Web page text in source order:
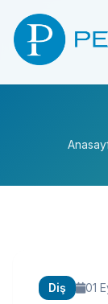
Diş 01